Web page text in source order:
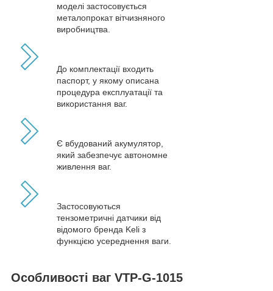
моделі застосовується
металопрокат вітчизняного
виробництва.
До комплектації входить
паспорт, у якому описана
процедура експлуатації та
використання ваг.
Є вбудований акумулятор,
який забезпечує автономне
живлення ваг.
Застосовуються
тензометричні датчики від
відомого бренда Keli з
функцією усереднення ваги.
Особливості ваг VTP-G-1015